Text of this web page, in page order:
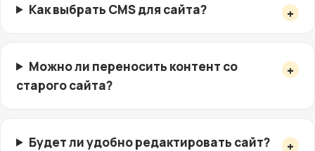
Как выбрать CMS для сайта?
Можно ли переносить контент со
старого сайта?
Будет ли удобно редактировать сайт?